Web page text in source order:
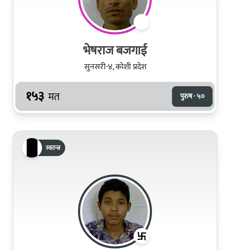
भेषराज बजगाई
सुनसरी-४, कोशी प्रदेश
१५३ मत पुरुष · ५०
स्वतन्त्र